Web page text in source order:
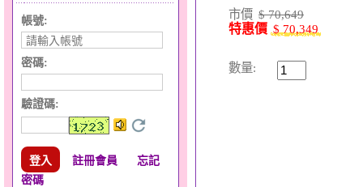
帳號:
密碼:
驗證碼:
註冊會員
忘記
密碼
市價 $ 70,649
特惠價 $ 70,349
數量: